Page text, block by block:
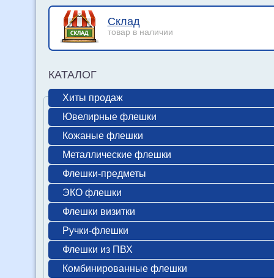
Склад
товар в наличии
КАТАЛОГ
Хиты продаж
Ювелирные флешки
Кожаные флешки
Металлические флешки
Флешки-предметы
ЭКО флешки
Флешки визитки
Ручки-флешки
Флешки из ПВХ
Комбинированные флешки